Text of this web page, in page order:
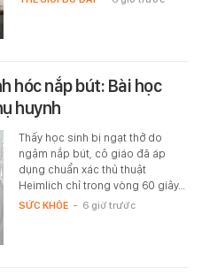
hóc nắp bút: Bài học
huynh
Thấy học sinh bị ngạt thở do
ngậm nắp bút, cô giáo đã áp
dụng chuẩn xác thủ thuật
Heimlich chỉ trong vòng 60 giây…
SỨC KHỎE - 6 giờ trước